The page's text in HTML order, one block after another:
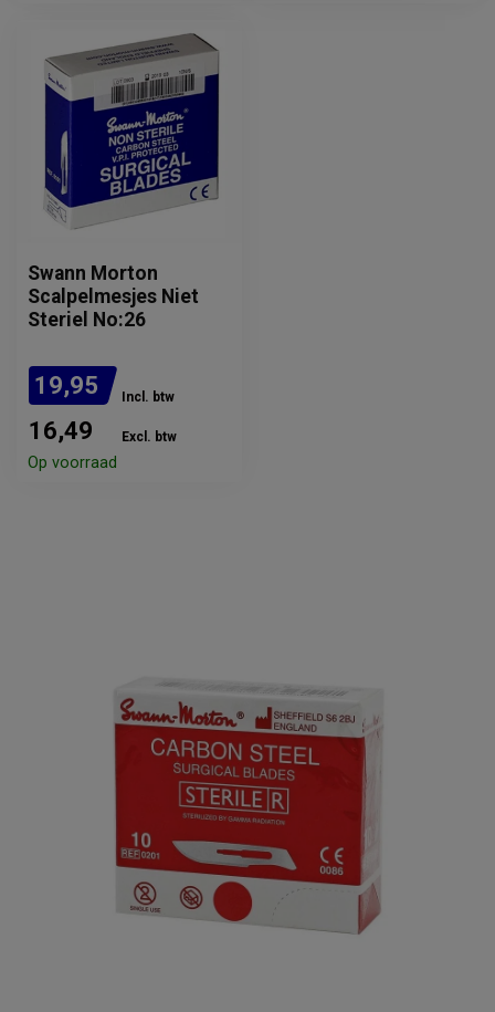
Swann Morton
Scalpelmesjes Niet
Steriel No:26
19,95 Incl. btw
16,49 Excl. btw
Op voorraad